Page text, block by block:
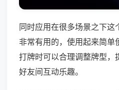
同时应用在很多场景之下这
非常有用的，使用起来简单
打牌时可以合理调整牌型，
好友间互动乐趣。